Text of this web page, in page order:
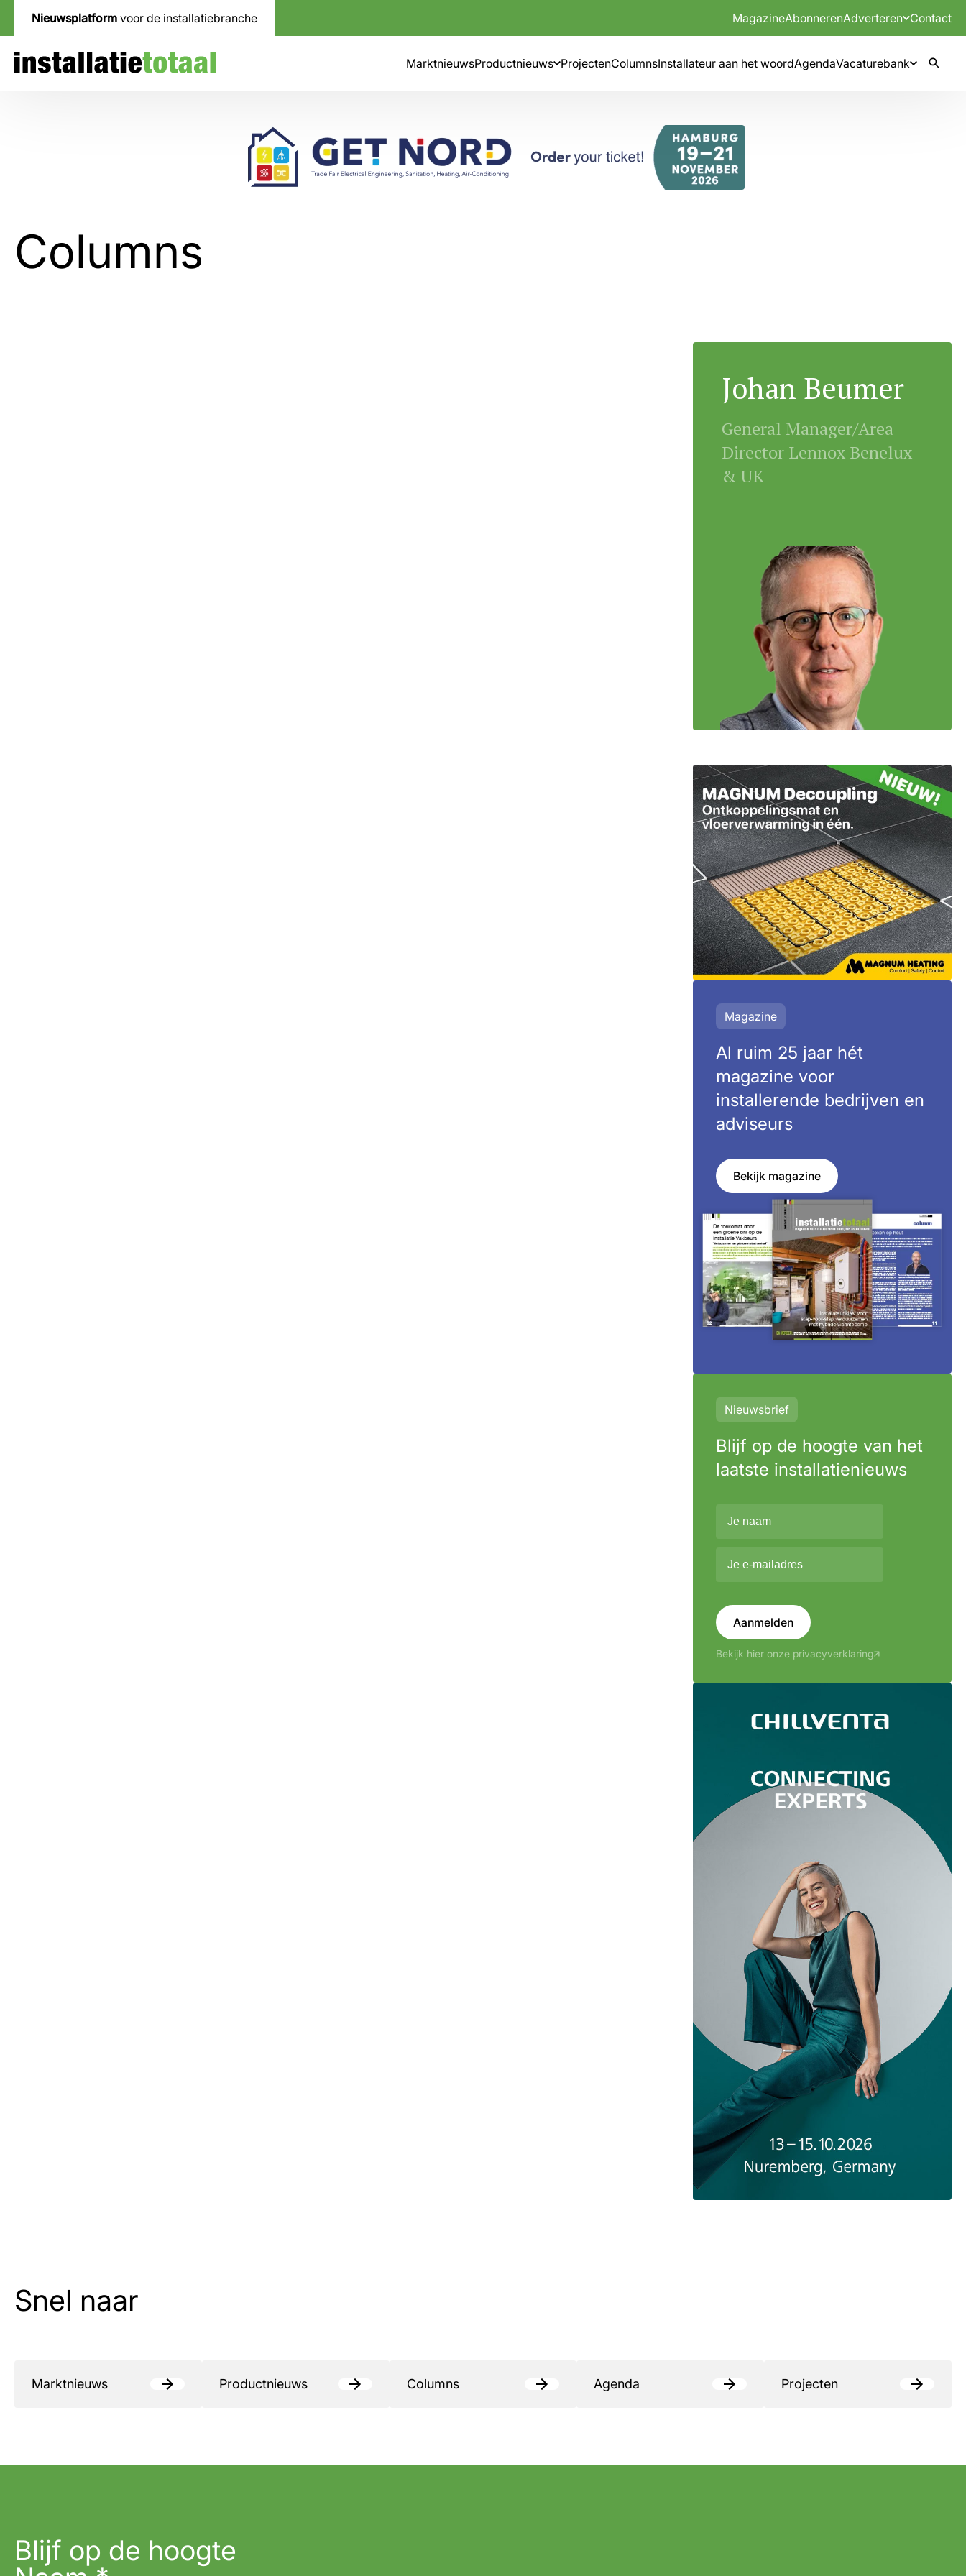
Nieuwsplatform voor de installatiebranche MagazineAbonnerenAdverteren Contact
MarktnieuwsProductnieuws ProjectenColumnsInstallateur aan het woordAgendaVacaturebank
Columns
Johan Beumer
General Manager/Area
Director Lennox Benelux
& UK
Magazine
Al ruim 25 jaar hét
magazine voor
installerende bedrijven en
adviseurs
Bekijk magazine
Nieuwsbrief
Blijf op de hoogte van het
laatste installatienieuws
Aanmelden
Bekijk hier onze privacyverklaring
Snel naar
Marktnieuws Productnieuws Columns Agenda Projecten
Blijf op de hoogte